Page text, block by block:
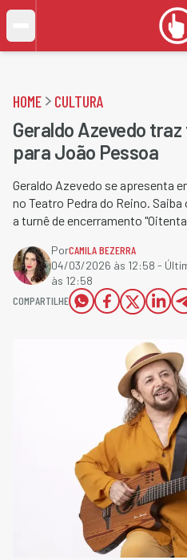
HOME CULTURA
Geraldo Azevedo
para João Pessoa
Geraldo Azevedo se apresenta
no Teatro Pedra do Reino.
a turnê de encerramento
PorCAMILA BEZERRA
04/03/2026 às 12:58 -
às 12:58
COMPARTILHE